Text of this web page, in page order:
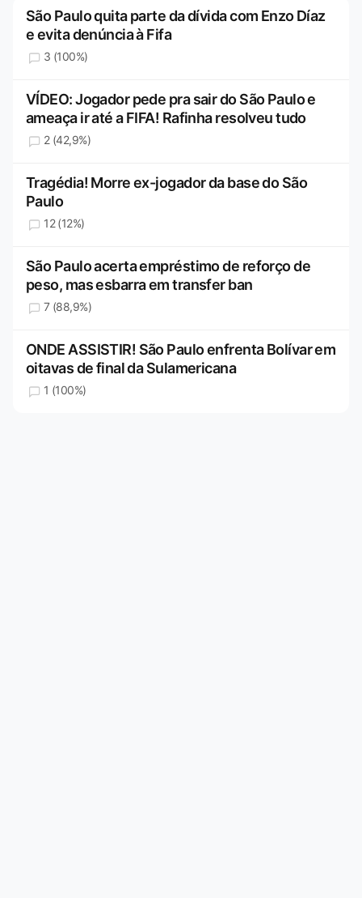
São Paulo quita parte da dívida com Enzo Díaz
e evita denúncia à Fifa
3 (100%)
VÍDEO: Jogador pede pra sair do São Paulo e
ameaça ir até a FIFA! Rafinha resolveu tudo
2 (42,9%)
Tragédia! Morre ex-jogador da base do São
Paulo
12 (12%)
São Paulo acerta empréstimo de reforço de
peso, mas esbarra em transfer ban
7 (88,9%)
ONDE ASSISTIR! São Paulo enfrenta Bolívar em
oitavas de final da Sulamericana
1 (100%)